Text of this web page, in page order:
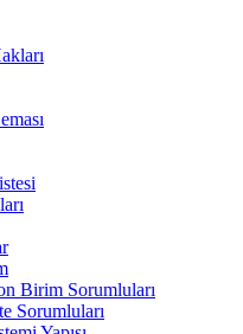
Birim Sorumluları
Sorumluları